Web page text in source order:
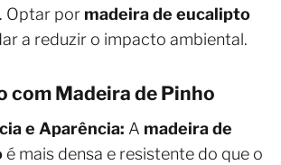
Optar por madeira de eucalipto
a reduzir o impacto ambiental.
com Madeira de Pinho
e Aparência: A madeira de
é mais densa e resistente do que o